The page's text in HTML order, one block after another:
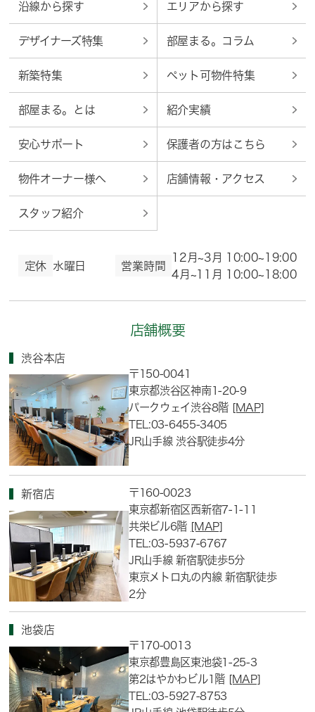
沿線から探す エリアから探す
デザイナーズ特集 部屋まる。コラム
新築特集 ペット可物件特集
部屋まる。とは 紹介実績
安心サポート 保護者の方はこちら
物件オーナー様へ 店舗情報・アクセス
スタッフ紹介
定休 水曜日 営業時間
12月~3月 10:00~19:00
4月~11月 10:00~18:00
店舗概要
渋谷本店
〒150-0041
東京都渋谷区神南1-20-9
パークウェイ渋谷8階 [MAP]
TEL:03-6455-3405
JR山手線 渋谷駅徒歩4分
新宿店
〒160-0023
東京都新宿区西新宿7-1-11
共栄ビル6階 [MAP]
TEL:03-5937-6767
JR山手線 新宿駅徒歩5分
東京メトロ丸の内線 新宿駅徒歩
2分
池袋店
〒170-0013
東京都豊島区東池袋1-25-3
第2はやかわビル1階 [MAP]
TEL:03-5927-8753